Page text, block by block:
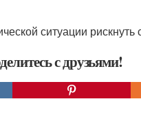
ситуации
с друзьями!